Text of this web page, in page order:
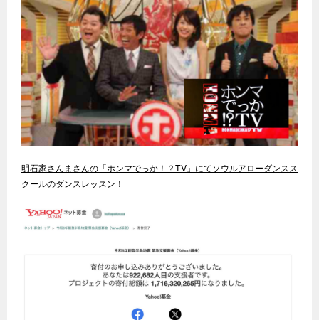
明石家さんまさんの「ホンマでっか！？TV」にてソウルアローダンスス
クールのダンスレッスン！